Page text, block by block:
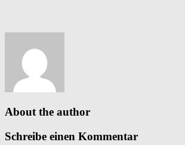
About the author
Schreibe einen Kommentar